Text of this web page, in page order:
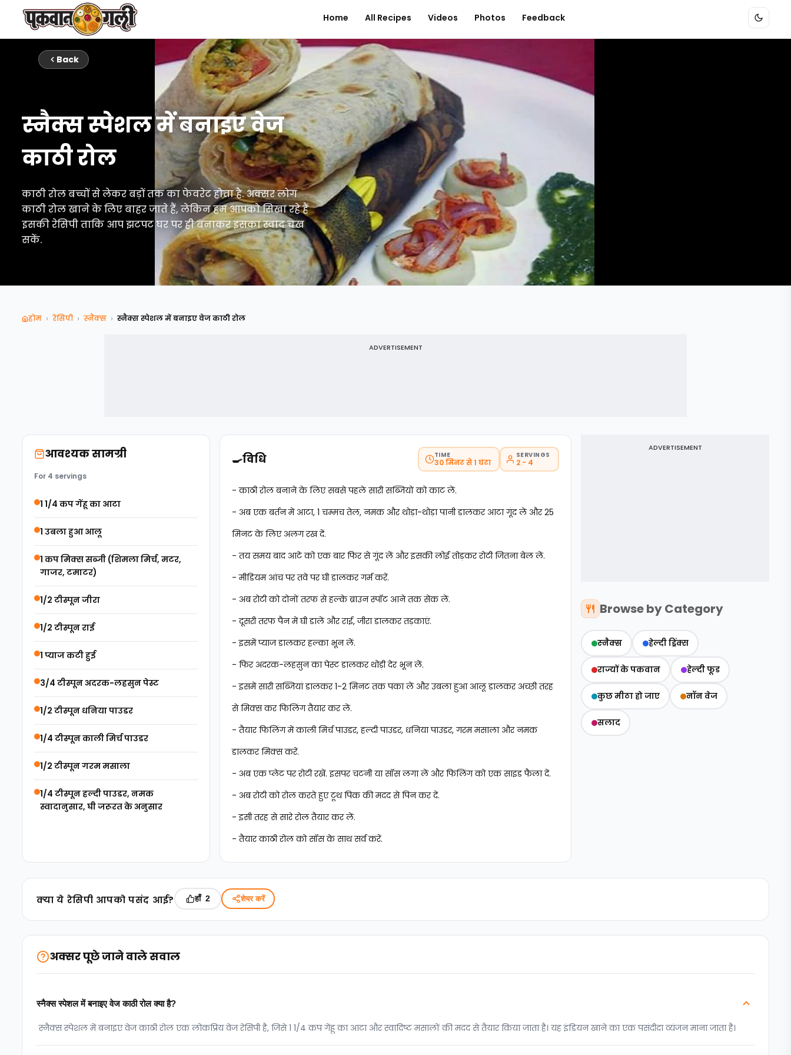
Home All Recipes Videos Photos Feedback
Back
स्नैक्स स्पेशल में बनाइए वेज
काठी रोल
काठी रोल बच्चों से लेकर बड़ों तक का फेवरेट होता है. अक्सर लोग
काठी रोल खाने के लिए बाहर जाते हैं, लेकिन हम आपको सिखा रहे हैं
इसकी रेसिपी ताकि आप झटपट घर पर ही बनाकर इसका स्वाद चख
सकें.
होम › रेसिपी › स्‍नैक्‍स › स्नैक्स स्पेशल में बनाइए वेज काठी रोल
ADVERTISEMENT
आवश्यक सामग्री
For 4 servings
1 1/4 कप गेंहू का आटा
1 उबला हुआ आलू
1 कप मिक्स सब्जी (शिमला मिर्च, मटर,
गाजर, टमाटर)
1/2 टीस्पून जीरा
1/2 टीस्पून राई
1 प्याज कटी हुई
3/4 टीस्पून अदरक-लहसुन पेस्ट
1/2 टीस्पून धनिया पाउडर
1/4 टीस्पून काली मिर्च पाउडर
1/2 टीस्पून गरम मसाला
1/4 टीस्पून हल्दी पाउडर, नमक
स्वादानुसार, घी जरूरत के अनुसार
🍳विधि TIME
30 मिनट से 1 घंटा
SERVINGS
2 - 4
- काठी रोल बनाने के लिए सबसे पहले सारी सब्जियों को काट लें.
- अब एक बर्तन में आटा, 1 चम्मच तेल, नमक और थोड़ा-थोड़ा पानी डालकर आटा गूंद लें और 25
मिनट के लिए अलग रख दें.
- तय समय बाद आटे को एक बार फिर से गूंद लें और इसकी लोई तोड़कर रोटी जितना बेल लें.
- मीडियम आंच पर तवे पर घी डालकर गर्म करें.
- अब रोटी को दोनों तरफ से हल्के ब्राउन स्पॉट आने तक सेंक लें.
- दूसरी तरफ पैन में घी डालें और राई, जीरा डालकर तड़काएं.
- इसमें प्याज डालकर हल्का भून लें.
- फिर अदरक-लहसुन का पेस्ट डालकर थोड़ी देर भून लें.
- इसमें सारी सब्जियां डालकर 1-2 मिनट तक पका लें और उबला हुआ आलू डालकर अच्छी तरह
से मिक्स कर फिलिंग तैयार कर लें.
- तैयार फिलिंग में काली मिर्च पाउडर, हल्दी पाउडर, धनिया पाउडर, गरम मसाला और नमक
डालकर मिक्स करें.
- अब एक प्लेट पर रोटी रखें. इसपर चटनी या सॉस लगा लें और फिलिंग को एक साइड फैला दें.
- अब रोटी को रोल करते हुए टूथ पिक की मदद से पिन कर दें.
- इसी तरह से सारे रोल तैयार कर लें.
- तैयार काठी रोल को सॉस के साथ सर्व करें.
ADVERTISEMENT
Browse by Category
स्‍नैक्‍स हेल्दी ड्रिंक्स
राज्‍यों के पकवान हेल्‍दी फूड
कुछ मीठा हो जाए नॉन वेज
सलाद
क्‍या ये रेसिपी आपको पसंद आई? हाँ 2 शेयर करें
अक्सर पूछे जाने वाले सवाल
स्नैक्स स्पेशल में बनाइए वेज काठी रोल क्या है?
स्नैक्स स्पेशल में बनाइए वेज काठी रोल एक लोकप्रिय वेज रेसिपी है, जिसे 1 1/4 कप गेंहू का आटा और स्वादिष्ट मसालों की मदद से तैयार किया जाता है। यह इंडियन खाने का एक पसंदीदा व्यंजन माना जाता है।